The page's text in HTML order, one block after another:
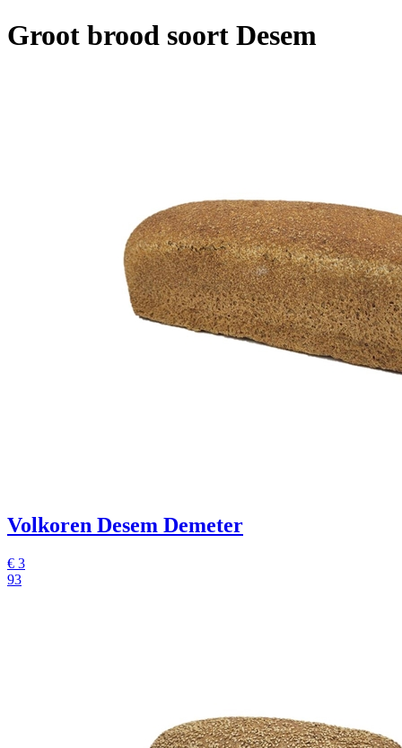
Groot brood soort Desem
Volkoren Desem Demeter
€ 3
93